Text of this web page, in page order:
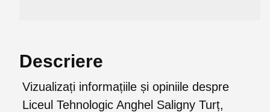
Descriere
Vizualizați informațiile și opiniile despre
Liceul Tehnologic Anghel Saligny Turț,